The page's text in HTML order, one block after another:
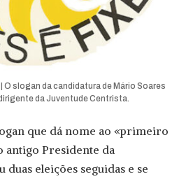
O slogan da candidatura de Mário Soares
da Juventude Centrista.
que dá nome ao «primeiro
antigo Presidente da
duas eleições seguidas e se